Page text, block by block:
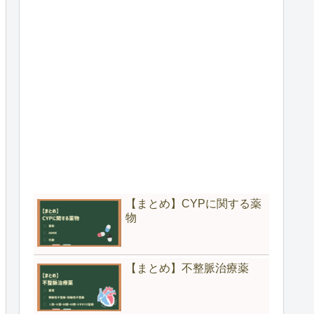
【まとめ】CYPに関する薬
物
【まとめ】不整脈治療薬